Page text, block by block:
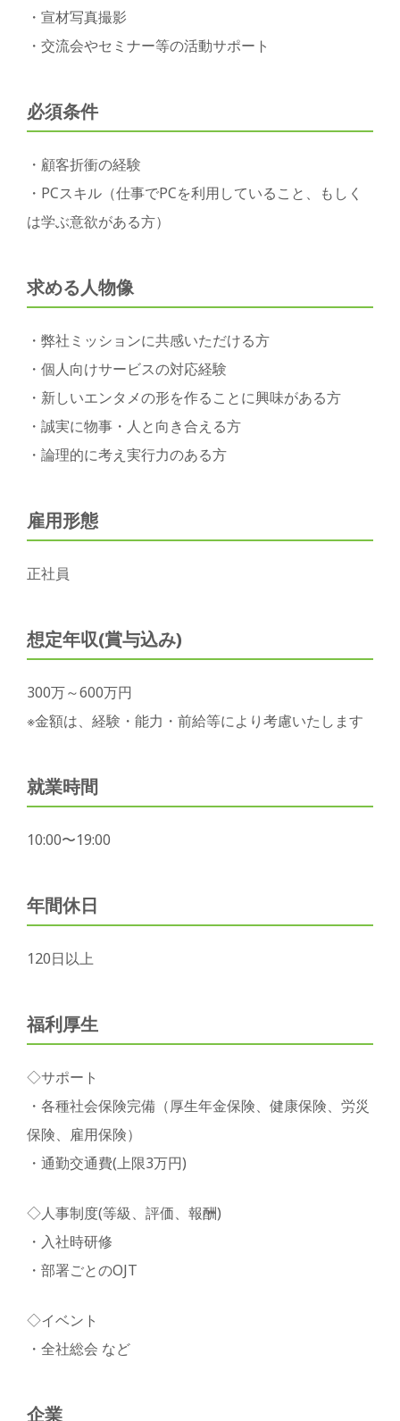
・宣材写真撮影
・交流会やセミナー等の活動サポート
必須条件
・顧客折衝の経験
・PCスキル（仕事でPCを利用していること、もしく
は学ぶ意欲がある方）
求める人物像
・弊社ミッションに共感いただける方
・個人向けサービスの対応経験
・新しいエンタメの形を作ることに興味がある方
・誠実に物事・人と向き合える方
・論理的に考え実行力のある方
雇用形態
正社員
想定年収(賞与込み)
300万～600万円
※金額は、経験・能力・前給等により考慮いたします
就業時間
10:00〜19:00
年間休日
120日以上
福利厚生
◇サポート
・各種社会保険完備（厚生年金保険、健康保険、労災
保険、雇用保険）
・通勤交通費(上限3万円)
◇人事制度(等級、評価、報酬)
・入社時研修
・部署ごとのOJT
◇イベント
・全社総会 など
企業